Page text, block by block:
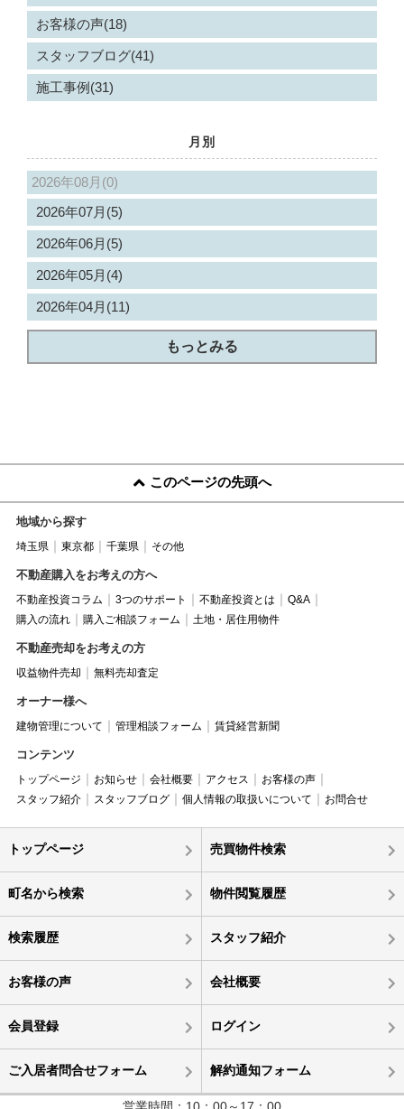
お客様の声(18)
スタッフブログ(41)
施工事例(31)
月別
2026年08月(0)
2026年07月(5)
2026年06月(5)
2026年05月(4)
2026年04月(11)
もっとみる
このページの先頭へ
地域から探す
埼玉県 東京都 千葉県 その他
不動産購入をお考えの方へ
不動産投資コラム 3つのサポート 不動産投資とは
Q&A
購入の流れ
購入ご相談フォーム 土地・居住用物件
不動産売却をお考えの方
収益物件売却 無料売却査定
オーナー様へ
建物管理について 管理相談フォーム 賃貸経営新聞
コンテンツ
トップページ お知らせ 会社概要 アクセス
お客様の声
スタッフ紹介
スタッフブログ 個人情報の取扱いについて お問合せ
トップページ 売買物件検索
町名から検索 物件閲覧履歴
検索履歴 スタッフ紹介
お客様の声 会社概要
会員登録 ログイン
ご入居者問合せフォーム 解約通知フォーム